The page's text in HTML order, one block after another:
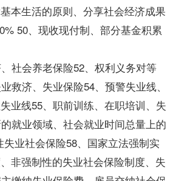
本生活的原则、分享社会经济成果
50、现收现付制、部分基金积累
会养老保险52、权利义务对等
救济、失业保险54、预警失业线、
业线55、职前训练、在职培训、失
就业领域、社会就业时间总量上的
业社会保险58、国家立法强制实
非强制性的失业社会保险制度、失